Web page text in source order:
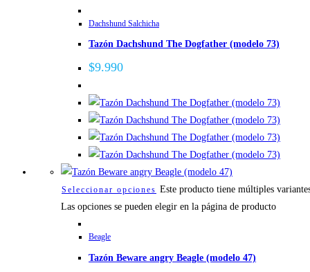
Dachshund Salchicha
Tazón Dachshund The Dogfather (modelo 73)
$9.990
Seleccionar opciones Este producto tiene múltiples
Las opciones se pueden elegir en la página de producto
Beagle
Tazón Beware angry Beagle (modelo 47)